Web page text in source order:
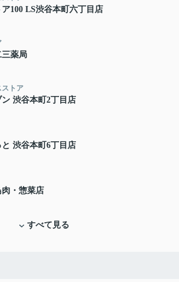
100 LS渋谷本町六丁目店
薬局
ストア
渋谷本町2丁目店
渋谷本町6丁目店
肉・惣菜店
すべて見る